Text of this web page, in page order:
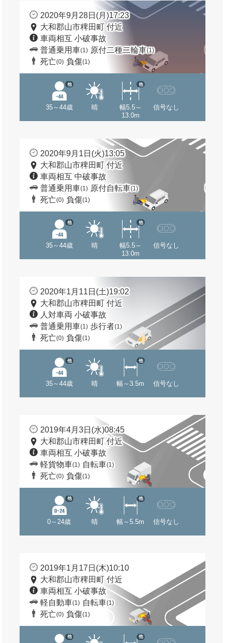
2020年9月28日(月)17:23
大和郡山市稗田町 付近
車両相互 小破事故
普通乗用車(1) 原付二種二輪車(1)
死亡(0) 負傷(1)
35～44歳
他
晴
幅5.5～
13.0m
他
信号なし
2020年9月1日(火)13:05
大和郡山市稗田町 付近
車両相互 中破事故
普通乗用車(1) 原付自転車(1)
死亡(0) 負傷(1)
35～44歳
他
晴
幅5.5～
13.0m
他
信号なし
2020年1月11日(土)19:02
大和郡山市稗田町 付近
人対車両 小破事故
普通乗用車(1) 歩行者(1)
死亡(0) 負傷(1)
35～44歳
他
晴 幅～3.5m
他
信号なし
2019年4月3日(水)08:45
大和郡山市稗田町 付近
車両相互 小破事故
軽貨物車(1) 自転車(1)
死亡(0) 負傷(1)
0～24歳
他
晴 幅～5.5m
他
信号なし
2019年1月17日(木)10:10
大和郡山市稗田町 付近
車両相互 小破事故
軽自動車(1) 自転車(1)
死亡(0) 負傷(1)
他 他